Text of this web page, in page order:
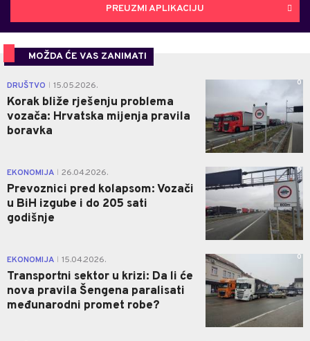
PREUZMI APLIKACIJU
MOŽDA ĆE VAS ZANIMATI
DRUŠTVO 15.05.2026.
Korak bliže rješenju problema
vozača: Hrvatska mijenja pravila
boravka
0
EKONOMIJA 26.04.2026.
Prevoznici pred kolapsom: Vozači
u BiH izgube i do 205 sati
godišnje
0
EKONOMIJA 15.04.2026.
Transportni sektor u krizi: Da li će
nova pravila Šengena paralisati
međunarodni promet robe?
0